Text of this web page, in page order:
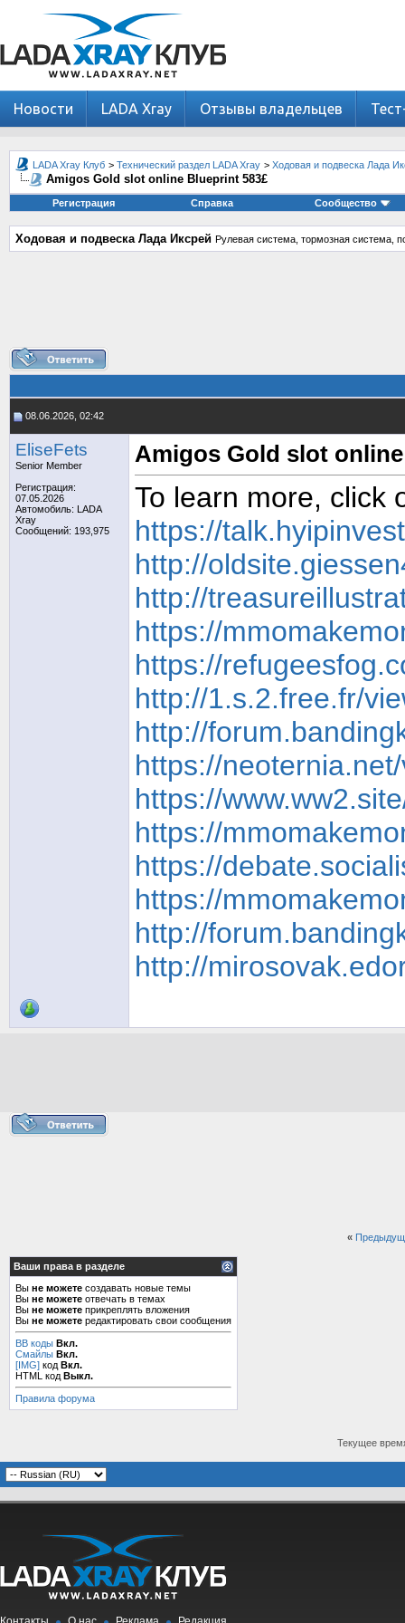
Новости LADA Xray Отзывы владельцев
LADA Xray Клуб > Технический раздел LADA Xray > Ходовая и подвеска Лада
Amigos Gold slot online Blueprint 583£
Регистрация Справка Сообщество
Ходовая и подвеска Лада Иксрей Рулевая система, тормозная система,
08.06.2026, 02:42
EliseFets
Senior Member
Регистрация:
07.05.2026
Автомобиль: LADA
Xray
Сообщений: 193,975
Amigos Gold slot
To learn more, click
https://
http://
http://
https://
https://
http://1.s.2.free.fr/
http://
https://
https://
https://
https://
https://
http://
http://
«
Ваши права в разделе
Вы не можете создавать новые темы
Вы не можете отвечать в темах
Вы не можете прикреплять вложения
Вы не можете редактировать свои сообщения
BB коды Вкл.
Смайлы Вкл.
[IMG] код Вкл.
HTML код Выкл.
Правила форума
Текущее